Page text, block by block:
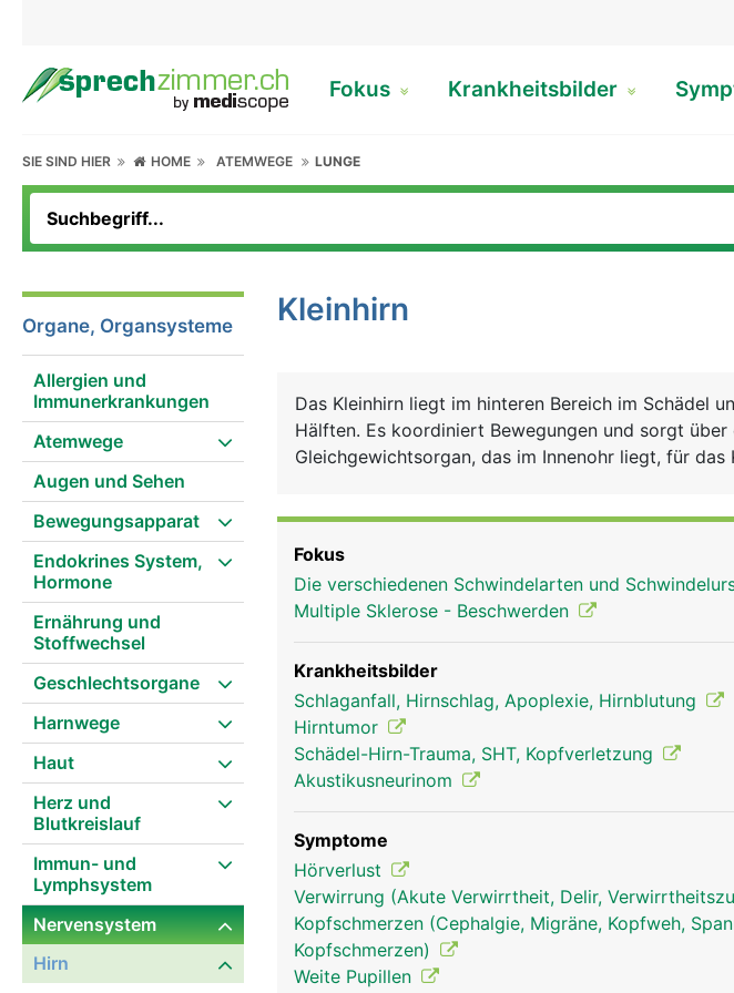
Fokus Krankheitsbilder
SIE SIND HIER HOME ATEMWEGE LUNGE
Organe, Organsysteme
Allergien und
Immunerkrankungen
Atemwege
Augen und Sehen
Bewegungsapparat
Endokrines System,
Hormone
Ernährung und
Stoffwechsel
Geschlechtsorgane
Harnwege
Haut
Herz und
Blutkreislauf
Immun- und
Lymphsystem
Nervensystem
Hirn
Kleinhirn
Das Kleinhirn liegt im hinteren Bereich im Schädel
Hälften. Es koordiniert Bewegungen und sorgt
Gleichgewichtsorgan, das im Innenohr liegt, für das
Kleinhirn Frau Kleinhirn Mann
Fokus
Die verschiedenen Schwindelarten und
Multiple Sklerose - Beschwerden
Krankheitsbilder
Schlaganfall, Hirnschlag, Apoplexie, Hirnblutung
Hirntumor
Schädel-Hirn-Trauma, SHT, Kopfverletzung
Akustikusneurinom
Symptome
Hörverlust
Verwirrung (Akute Verwirrtheit, Delir,
Kopfschmerzen (Cephalgie, Migräne, Kopfweh,
Kopfschmerzen)
Weite Pupillen